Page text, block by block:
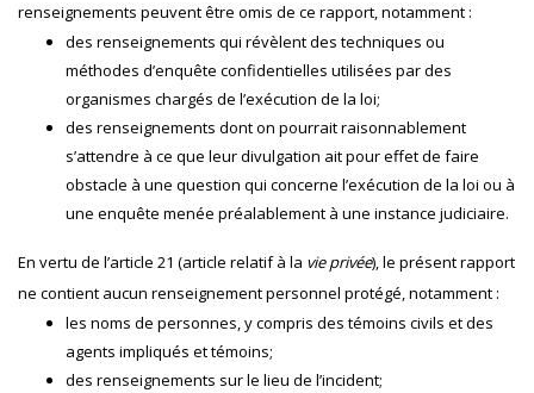
renseignements peuvent être omis de ce rapport, notamment :
des renseignements qui révèlent des techniques ou
méthodes d’enquête confidentielles utilisées par des
organismes chargés de l’exécution de la loi;
des renseignements dont on pourrait raisonnablement
s’attendre à ce que leur divulgation ait pour effet de faire
obstacle à une question qui concerne l’exécution de la loi ou à
une enquête menée préalablement à une instance judiciaire.
En vertu de l’article 21 (article relatif à la vie privée), le présent rapport
ne contient aucun renseignement personnel protégé, notamment :
les noms de personnes, y compris des témoins civils et des
agents impliqués et témoins;
des renseignements sur le lieu de l’incident;